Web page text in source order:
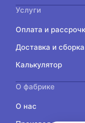
Услуги
Оплата и
Доставка и сборка
Калькулятор
О фабрике
О нас